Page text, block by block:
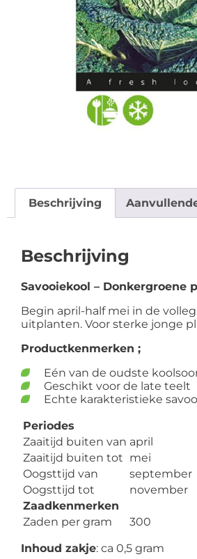
Beschrijving
Beschrijving
Savooiekool – Donkergroene
Begin april-half mei in de
uitplanten. Voor sterke jonge
Productkenmerken ;
Eén van de oudste
Geschikt voor de late teelt
Echte karakteristieke
Periodes
Zaaitijd buiten van april
Zaaitijd buiten tot mei
Oogsttijd van
september
Oogsttijd tot
november
Zaadkenmerken
Zaden per gram
300
Inhoud zakje: ca 0,5 gram